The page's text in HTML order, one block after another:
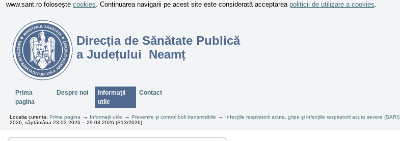
www.sant.ro folosește cookies. Continuarea navigarii pe acest site este considerată acceptarea politicii de utilizare a cookies.
Direcția de Sănătate Publică
a Județului Neamț
SectiuniPrima
pagina
Despre noi
Informații
utile
Contact
Locatia curenta: Prima pagina → Informații utile →Prevenire și control boli transmisibile → Infecțiile respiratorii acute, gripa și infecțiile respiratorii acute severe (SARI)
2026, săptămâna 23.03.2026 – 29.03.2026 (S13/2026)